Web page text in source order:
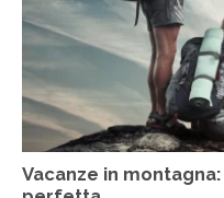
Vacanze in